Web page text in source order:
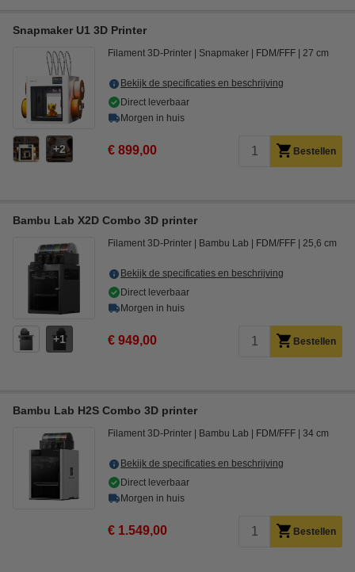
Snapmaker U1 3D Printer
2
Filament 3D-Printer Snapmaker FDM/FFF 27 cm
Bekijk de specificaties en beschrijving
Direct leverbaar
Morgen in huis
€ 899,00 Bestellen
Bambu Lab X2D Combo 3D printer
1
Filament 3D-Printer Bambu Lab FDM/FFF 25,6 cm
Bekijk de specificaties en beschrijving
Direct leverbaar
Morgen in huis
€ 949,00 Bestellen
Bambu Lab H2S Combo 3D printer
Filament 3D-Printer Bambu Lab FDM/FFF 34 cm
Bekijk de specificaties en beschrijving
Direct leverbaar
Morgen in huis
€ 1.549,00 Bestellen